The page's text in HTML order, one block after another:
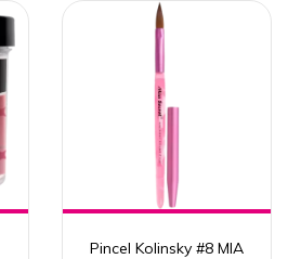
Pincel Kolinsky #8 MIA